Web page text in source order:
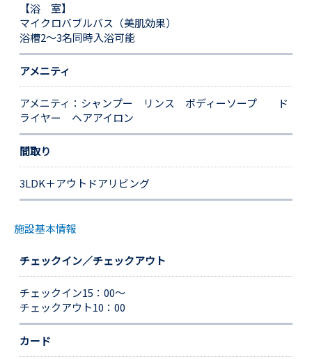
【浴 室】
マイクロバブルバス（美肌効果）
浴槽2～3名同時入浴可能
アメニティ
アメニティ：シャンプー リンス ボディーソープ ド
ライヤー ヘアアイロン
間取り
3LDK＋アウトドアリビング
施設基本情報
チェックイン／チェックアウト
チェックイン15：00～
チェックアウト10：00
カード